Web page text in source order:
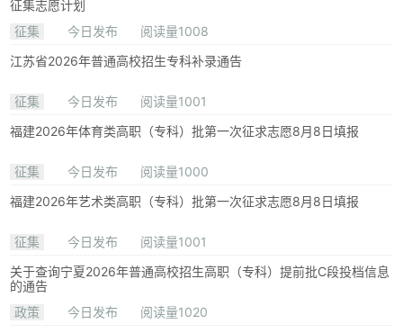
征集志愿计划
征集
今日发布
阅读量1008
江苏省2026年普通高校招生专科补录通告
征集 今日发布
阅读量1001
福建2026年体育类高职（专科）批第一次征求志愿8月8日填报
征集 今日发布
阅读量1000
福建2026年艺术类高职（专科）批第一次征求志愿8月8日填报
征集 今日发布
阅读量1001
关于查询宁夏2026年普通高校招生高职（专科）提前批C段投档信息
的通告
政策
今日发布
阅读量1020